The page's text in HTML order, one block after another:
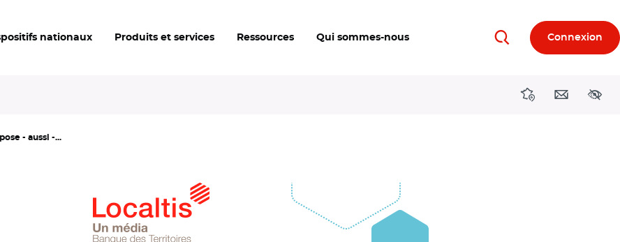
nationaux Produits et services Ressources Qui sommes-nous RechercherConnexion
DirectionsContact
- aussi -...